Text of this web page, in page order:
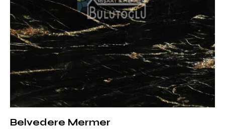
dekoratif kaplamalar olarak tercih edilir
Restoran ve Kafeler:Modern ve göz alıcı bir iç
mekân tasarımı sağlar
Şömine Çevreleri ve Duvar Panelleri:Dekoratif
uygulamalarda fark yaratır
Zemin Kaplamaları: Büyük ölçekli projelerde
sağlamlık ve estetiği bir araya getirir
Merdiven ve Asansör Kaplamaları:Mimari
Belvedere Mermer